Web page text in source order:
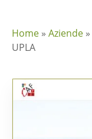
Home » Aziende »
UPLA